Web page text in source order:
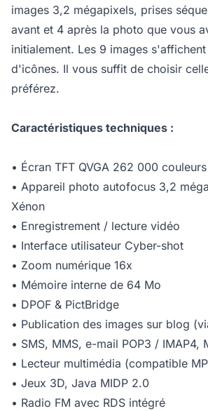
images 3,2 mégapixels, prises
avant et 4 après la photo que vous
initialement. Les 9 images
d'icônes. Il vous suffit de choisir
préférez.
Caractéristiques techniques :
• Écran TFT QVGA 262 000 couleurs
• Appareil photo autofocus 3,2
Xénon
• Enregistrement / lecture vidéo
• Interface utilisateur Cyber-shot
• Zoom numérique 16x
• Mémoire interne de 64 Mo
• DPOF & PictBridge
• Publication des images sur blog
• SMS, MMS, e-mail POP3 / IMAP4,
• Lecteur multimédia (compatible
• Jeux 3D, Java MIDP 2.0
• Radio FM avec RDS intégré